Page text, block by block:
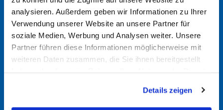
analysieren. Außerdem geben wir Informationen zu Ihrer
Verwendung unserer Website an unsere Partner für
soziale Medien, Werbung und Analysen weiter. Unsere
Partner führen diese Informationen möglicherweise mit
weiteren Daten zusammen, die Sie ihnen bereitgestellt
Details zeigen
So finden Sie die richtige
Batterie